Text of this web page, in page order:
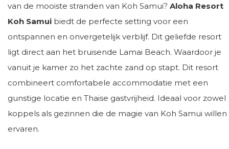
van de mooiste stranden van Koh Samui? Aloha Resort
Koh Samui biedt de perfecte setting voor een
ontspannen en onvergetelijk verblijf. Dit geliefde resort
ligt direct aan het bruisende Lamai Beach. Waardoor je
vanuit je kamer zo het zachte zand op stapt. Dit resort
combineert comfortabele accommodatie met een
gunstige locatie en Thaise gastvrijheid. Ideaal voor zowel
koppels als gezinnen die de magie van Koh Samui willen
ervaren.